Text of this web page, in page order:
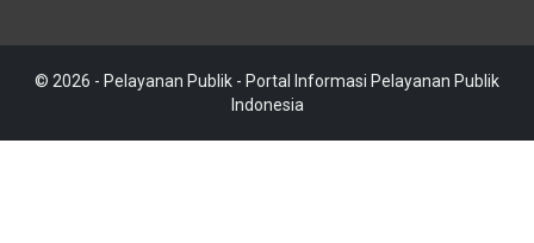
© 2026 - Pelayanan Publik - Portal Informasi Pelayanan Publik
Indonesia